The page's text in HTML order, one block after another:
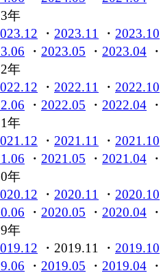
年
・ 2023.11 ・ 2023.10
・ 2023.05 ・ 2023.04
年
・ 2022.11 ・ 2022.10
・ 2022.05 ・ 2022.04
年
・ 2021.11 ・ 2021.10
・ 2021.05 ・ 2021.04
年
・ 2020.11 ・ 2020.10
・ 2020.05 ・ 2020.04
年
・2019.11 ・ 2019.10
・ 2019.05 ・ 2019.04